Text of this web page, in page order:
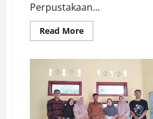
Perpustakaan...
Read MoreRead
more
Adakan
Kajian
Ekonomi
Islam